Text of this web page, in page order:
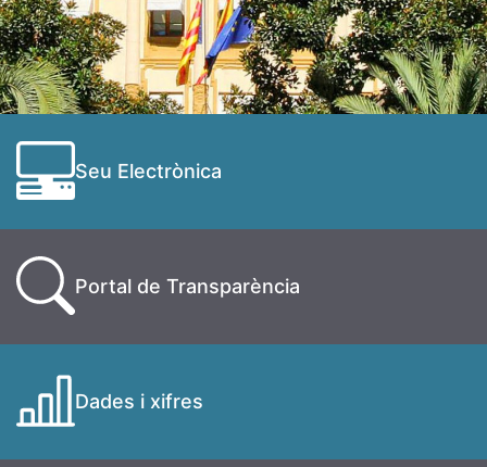
Seu Electrònica
Portal de Transparència
Dades i xifres